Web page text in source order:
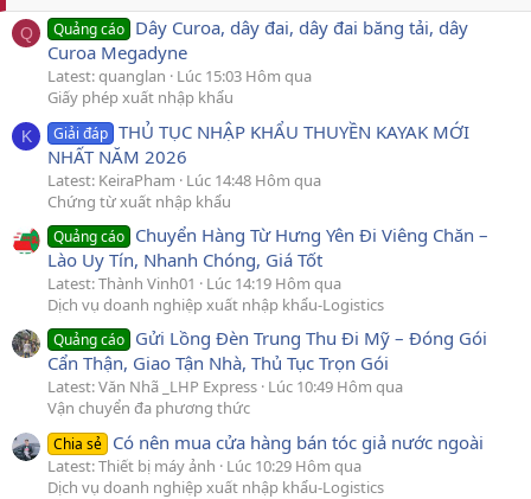
Q Quảng cáo Dây Curoa, dây đai, dây đai băng tải, dây
Curoa Megadyne
Latest: quanglan
Lúc 15:03 Hôm qua
Giấy phép xuất nhập khẩu
K Giải đáp THỦ TỤC NHẬP KHẨU THUYỀN KAYAK MỚI
NHẤT NĂM 2026
Latest: KeiraPham
Lúc 14:48 Hôm qua
Chứng từ xuất nhập khẩu
Quảng cáo Chuyển Hàng Từ Hưng Yên Đi Viêng Chăn –
Lào Uy Tín, Nhanh Chóng, Giá Tốt
Latest: Thành Vinh01
Lúc 14:19 Hôm qua
Dịch vụ doanh nghiệp xuất nhập khẩu-Logistics
Quảng cáo Gửi Lồng Đèn Trung Thu Đi Mỹ – Đóng Gói
Cẩn Thận, Giao Tận Nhà, Thủ Tục Trọn Gói
Latest: Văn Nhã _LHP Express Lúc 10:49 Hôm qua
Vận chuyển đa phương thức
Chia sẻ Có nên mua cửa hàng bán tóc giả nước ngoài
Latest: Thiết bị máy ảnh
Lúc 10:29 Hôm qua
Dịch vụ doanh nghiệp xuất nhập khẩu-Logistics